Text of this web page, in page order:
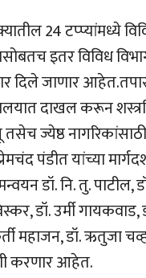
24 टप्प्यांमध्ये
इतर विविध
दिले जाणार
दाखल करून
ज्येष्ठ
पंडीत यांच्या
डॉ. नि. तु. पाटील,
डॉ. उर्मी
महाजन, डॉ. ऋतुजा
करणार आहेत.